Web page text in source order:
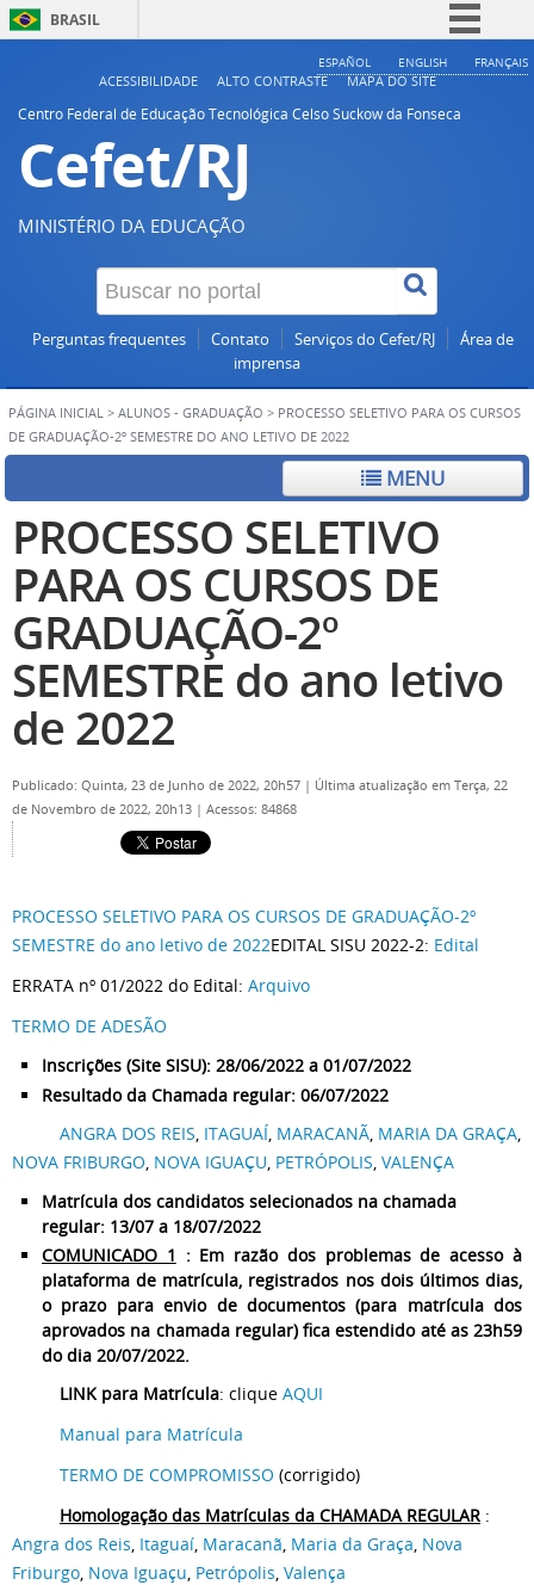
BRASIL
Simplifique!
ESPAÑOL ENGLISH FRANÇAIS
ACESSIBILIDADE ALTO CONTRASTE
MAPA DO SITE
Centro Federal de Educação Tecnológica Celso Suckow da Fonseca
Cefet/RJ
MINISTÉRIO DA EDUCAÇÃO
Perguntas frequentes Contato Serviços do Cefet/RJ
Área de
imprensa
PÁGINA INICIAL > ALUNOS - GRADUAÇÃO > PROCESSO SELETIVO PARA OS CURSOS
DE GRADUAÇÃO-2º SEMESTRE DO ANO LETIVO DE 2022
MENU
PROCESSO SELETIVO
PARA OS CURSOS DE
GRADUAÇÃO-2º
SEMESTRE do ano letivo
de 2022
Publicado: Quinta, 23 de Junho de 2022, 20h57 | Última atualização em Terça, 22
de Novembro de 2022, 20h13 | Acessos: 84868
PROCESSO SELETIVO PARA OS CURSOS DE GRADUAÇÃO-2º
SEMESTRE do ano letivo de 2022EDITAL SISU 2022-2: Edital
ERRATA nº 01/2022 do Edital: Arquivo
TERMO DE ADESÃO
Inscrições (Site SISU): 28/06/2022 a 01/07/2022
Resultado da Chamada regular: 06/07/2022
ANGRA DOS REIS ITAGUAÍ MARACANÃ MARIA DA GRAÇA
NOVA FRIBURGO NOVA IGUAÇU PETRÓPOLIS VALENÇA
Matrícula dos candidatos selecionados na chamada
regular: 13/07 a 18/07/2022
COMUNICADO 1 : Em razão dos problemas de acesso à
plataforma de matrícula, registrados nos dois últimos dias,
o prazo para envio de documentos (para matrícula dos
aprovados na chamada regular) fica estendido até as 23h59
do dia 20/07/2022.
LINK para Matrícula: clique AQUI
Manual para Matrícula
TERMO DE COMPROMISSO (corrigido)
Homologação das Matrículas da CHAMADA REGULAR :
Angra dos Reis, Itaguaí, Maracanã, Maria da Graça, Nova
Friburgo, Nova Iguaçu, Petrópolis, Valença